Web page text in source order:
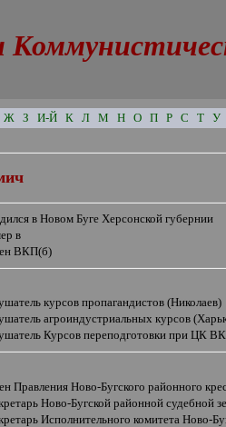
Ж З И-Й К Л М Н О П Р С Т У
в Новом Буге Херсонской губернии
в
ВКП(б)
курсов пропагандистов (Николаев)
агроиндустриальных курсов
Курсов переподготовки при ЦК
Правления Ново-Бугского районного
Ново-Бугской районной судебной
Исполнительного комитета Ново-